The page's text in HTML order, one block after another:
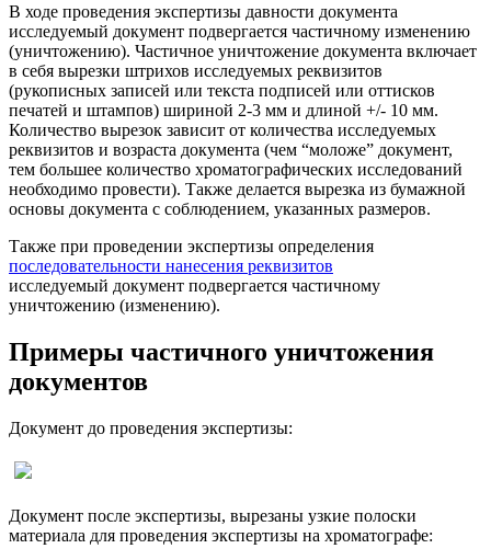
В ходе проведения экспертизы давности документа
исследуемый документ подвергается частичному изменению
(уничтожению). Частичное уничтожение документа включает
в себя вырезки штрихов исследуемых реквизитов
(рукописных записей или текста подписей или оттисков
печатей и штампов) шириной 2-3 мм и длиной +/- 10 мм.
Количество вырезок зависит от количества исследуемых
реквизитов и возраста документа (чем “моложе” документ,
тем большее количество хроматографических исследований
необходимо провести). Также делается вырезка из бумажной
основы документа с соблюдением, указанных размеров.
Также при проведении экспертизы определения
последовательности нанесения реквизитов
исследуемый документ подвергается частичному
уничтожению (изменению).
Примеры частичного уничтожения
документов
Документ до проведения экспертизы:
Документ после экспертизы, вырезаны узкие полоски
материала для проведения экспертизы на хроматографе: